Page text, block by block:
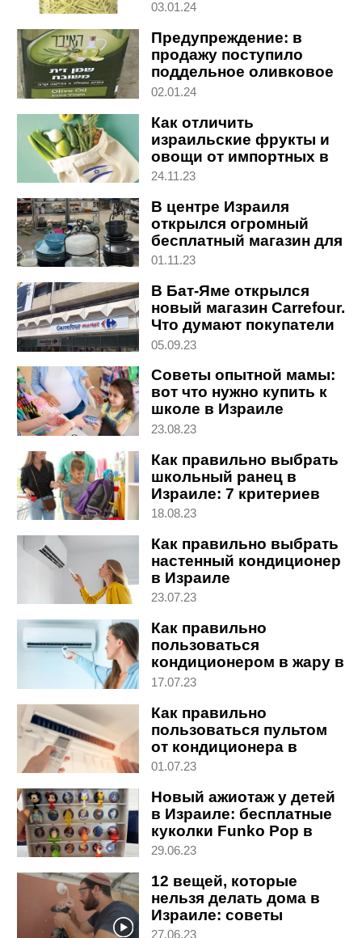
03.01.24
Предупреждение: в
продажу поступило
поддельное оливковое
масло
02.01.24
Как отличить
израильские фрукты и
овощи от импортных в
местных магазинах
24.11.23
В центре Израиля
открылся огромный
бесплатный магазин для
эвакуированных
01.11.23
В Бат-Яме открылся
новый магазин Carrefour.
Что думают покупатели
05.09.23
Советы опытной мамы:
вот что нужно купить к
школе в Израиле
23.08.23
Как правильно выбрать
школьный ранец в
Израиле: 7 критериев
18.08.23
Как правильно выбрать
настенный кондиционер
в Израиле
23.07.23
Как правильно
пользоваться
кондиционером в жару в
Израиле
17.07.23
Как правильно
пользоваться пультом
от кондиционера в
Израиле
01.07.23
Новый ажиотаж у детей
в Израиле: бесплатные
куколки Funko Pop в
супермаркетах
29.06.23
12 вещей, которые
нельзя делать дома в
Израиле: советы
специалиста
27.06.23